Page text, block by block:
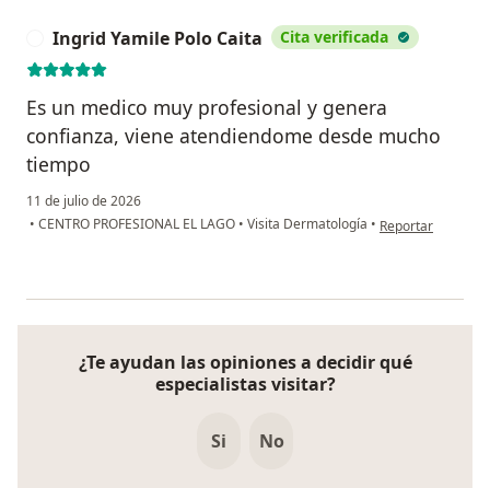
Ingrid Yamile Polo Caita Cita verificada
Es un medico muy profesional y genera
confianza, viene atendiendome desde mucho
tiempo
11 de julio de 2026
• CENTRO PROFESIONAL EL LAGO • Visita Dermatología • en opinión del
Reportar
¿Te ayudan las opiniones a decidir qué
especialistas visitar?
Si No